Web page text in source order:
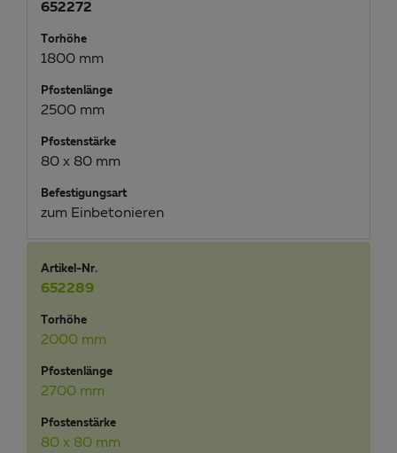
652272
Torhöhe
1800 mm
Pfostenlänge
2500 mm
Pfostenstärke
80 x 80 mm
Befestigungsart
zum Einbetonieren
Artikel-Nr.
652289
Torhöhe
2000 mm
Pfostenlänge
2700 mm
Pfostenstärke
80 x 80 mm